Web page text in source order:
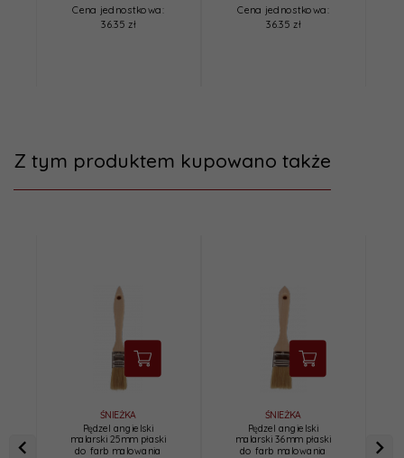
Cena jednostkowa:
36.35 zł
Cena jednostkowa:
36.35 zł
Z tym produktem kupowano także
ŚNIEŻKA
Pędzel angielski
malarski 25mm płaski
do farb malowania
ŚNIEŻKA
Pędzel angielski
malarski 36mm płaski
do farb malowania